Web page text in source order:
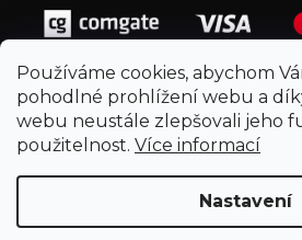
Používáme cookies, abychom
pohodlné prohlížení webu a
webu neustále zlepšovali jeho
použitelnost. Více informací
Nastavení
Vytvořil
Zajímá vás inspirace,
výhodné nabídky a